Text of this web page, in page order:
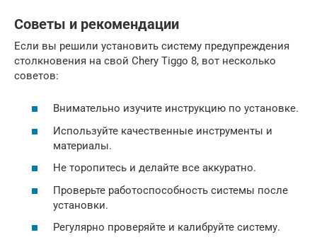
Советы и рекомендации
Если вы решили установить систему предупреждения
столкновения на свой Chery Tiggo 8, вот несколько
советов:
Внимательно изучите инструкцию по установке.
Используйте качественные инструменты и
материалы.
Не торопитесь и делайте все аккуратно.
Проверьте работоспособность системы после
установки.
Регулярно проверяйте и калибруйте систему.